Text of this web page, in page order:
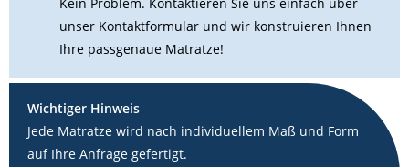
unser Kontaktformular und wir konstruieren Ihnen
Ihre passgenaue Matratze!
Wichtiger Hinweis
Jede Matratze wird nach individuellem Maß und Form
auf Ihre Anfrage gefertigt.